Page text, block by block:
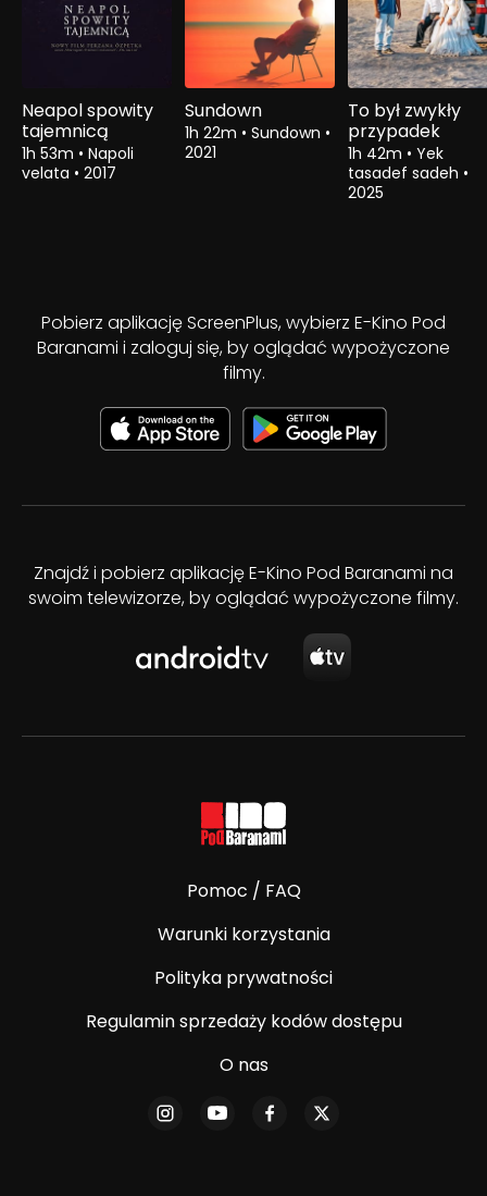
Neapol spowity
tajemnicą
1h 53m • Napoli
velata • 2017
Sundown
1h 22m • Sundown •
2021
To był zwykły
przypadek
1h 42m • Yek
tasadef sadeh •
2025
Pobierz aplikację ScreenPlus, wybierz E-Kino Pod
Baranami i zaloguj się, by oglądać wypożyczone
filmy.
Znajdź i pobierz aplikację E-Kino Pod Baranami na
swoim telewizorze, by oglądać wypożyczone filmy.
Pomoc / FAQ
Warunki korzystania
Polityka prywatności
Regulamin sprzedaży kodów dostępu
O nas